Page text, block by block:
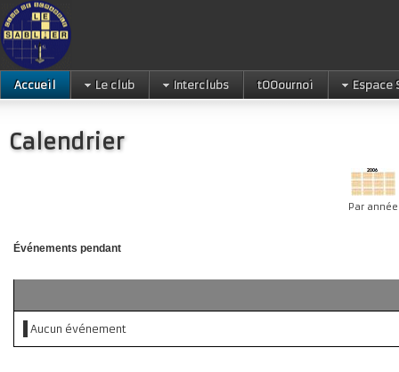
Accueil Le club Interclubs tOOournoi Espace
Calendrier
Par année
Événements pendant
Aucun événement